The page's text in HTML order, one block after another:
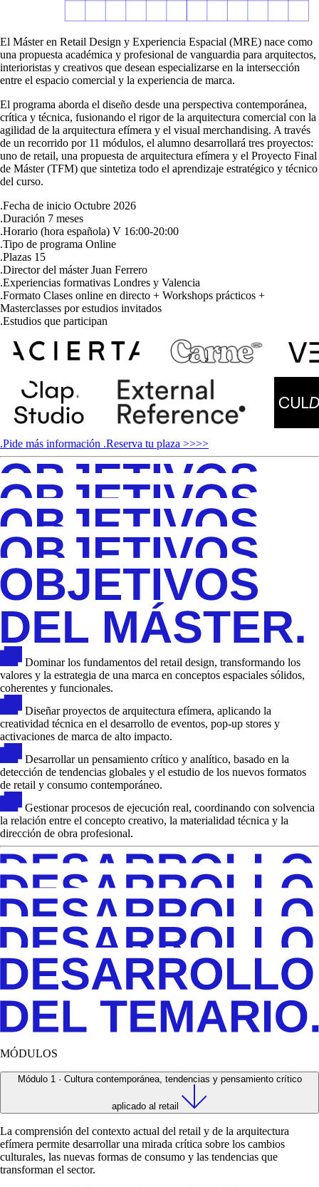
El Máster en Retail Design y Experiencia Espacial (MRE) nace como
una propuesta académica y profesional de vanguardia para arquitectos,
interioristas y creativos que desean especializarse en la intersección
entre el espacio comercial y la experiencia de marca.
El programa aborda el diseño desde una perspectiva contemporánea,
crítica y técnica, fusionando el rigor de la arquitectura comercial con la
agilidad de la arquitectura efímera y el visual merchandising. A través
de un recorrido por 11 módulos, el alumno desarrollará tres proyectos:
uno de retail, una propuesta de arquitectura efímera y el Proyecto Final
de Máster (TFM) que sintetiza todo el aprendizaje estratégico y técnico
del curso.
.Fecha de inicio Octubre 2026
.Duración 7 meses
.Horario (hora española) V 16:00-20:00
.Tipo de programa Online
.Plazas 15
.Director del máster Juan Ferrero
.Experiencias formativas Londres y Valencia
.Formato Clases online en directo + Workshops prácticos +
Masterclasses por estudios invitados
.Estudios que participan
.Pide más información .Reserva tu plaza >>>>
Dominar los fundamentos del retail design, transformando los
valores y la estrategia de una marca en conceptos espaciales sólidos,
coherentes y funcionales.
Diseñar proyectos de arquitectura efímera, aplicando la
creatividad técnica en el desarrollo de eventos, pop-up stores y
activaciones de marca de alto impacto.
Desarrollar un pensamiento crítico y analítico, basado en la
detección de tendencias globales y el estudio de los nuevos formatos
de retail y consumo contemporáneo.
Gestionar procesos de ejecución real, coordinando con solvencia
la relación entre el concepto creativo, la materialidad técnica y la
dirección de obra profesional.
MÓDULOS
Módulo 1 · Cultura contemporánea, tendencias y pensamiento crítico
aplicado al retail
La comprensión del contexto actual del retail y de la arquitectura
efímera permite desarrollar una mirada crítica sobre los cambios
culturales, las nuevas formas de consumo y las tendencias que
transforman el sector.